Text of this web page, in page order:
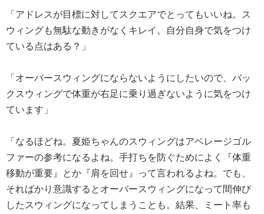
「アドレスが目標に対してスクエアでとってもいいね。ス
ウィングも無駄な動きがなくキレイ。自分自身で気をつけ
ている点はある？」
「オーバースウィングにならないようにしたいので、バッ
クスウィングで体重が右足に乗り過ぎないように気をつけ
ています」
「なるほどね。夏姫ちゃんのスウィングはアベレージゴル
ファーの参考になるよね。手打ちを防ぐためによく『体重
移動が重要』とか『肩を回せ』って言われるよね。でも、
そればかり意識するとオーバースウィングになって間伸び
したスウィングになってしまうことも。結果、ミート率も